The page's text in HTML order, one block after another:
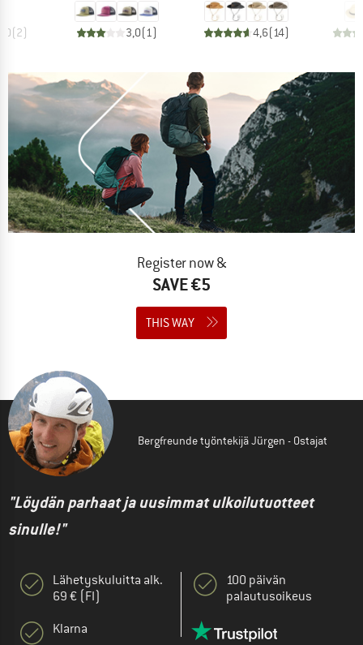
(2) 3,0( 1) 4,6( 14)
Register now &
SAVE €5
THIS WAY
Bergfreunde työntekijä Jürgen - Ostajat
"Löydän parhaat ja uusimmat ulkoilutuotteet
sinulle!"
Lähetyskuluitta alk.
69 € (FI)
Klarna
100 päivän
palautusoikeus